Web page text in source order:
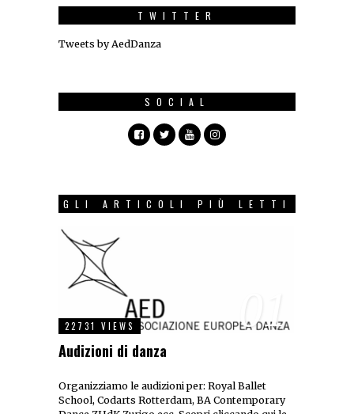
TWITTER
Tweets by AedDanza
SOCIAL
GLI ARTICOLI PIÙ LETTI
01
22731 VIEWS
Audizioni di danza
Organizziamo le audizioni per: Royal Ballet
School, Codarts Rotterdam, BA Contemporary